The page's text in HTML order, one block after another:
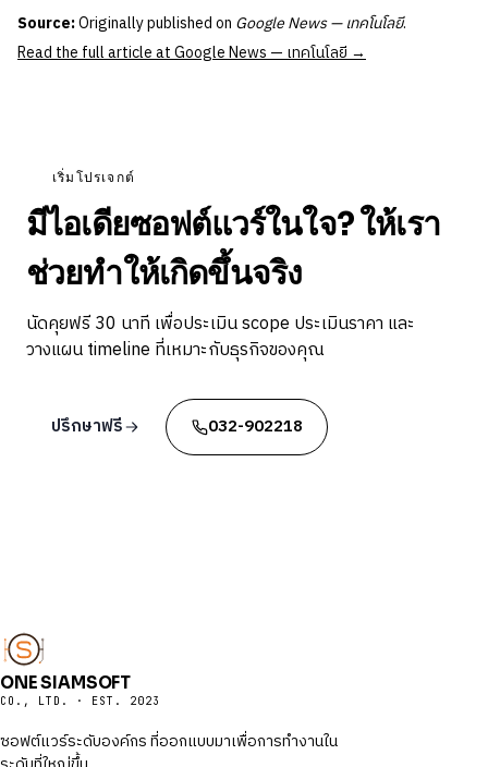
Source:Originally published on Google News — เทคโนโลยี.
Read the full article at Google News — เทคโนโลยี →
เริ่มโปรเจกต์
มีไอเดียซอฟต์แวร์ในใจ? ให้เรา
ช่วยทำให้เกิดขึ้นจริง
นัดคุยฟรี 30 นาที เพื่อประเมิน scope ประเมินราคา และ
วางแผน timeline ที่เหมาะกับธุรกิจของคุณ
ปรึกษาฟรี 032-902218
ONE SIAMSOFT
CO., LTD. · EST. 2023
ซอฟต์แวร์ระดับองค์กร ที่ออกแบบมาเพื่อการทำงานใน